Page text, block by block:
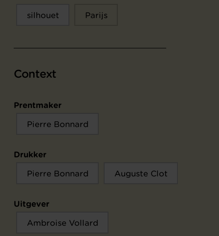
silhouet Parijs
Context
Prentmaker
Pierre Bonnard
Drukker
Pierre Bonnard Auguste Clot
Uitgever
Ambroise Vollard